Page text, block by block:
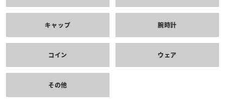
キャップ 腕時計
コイン ウェア
その他